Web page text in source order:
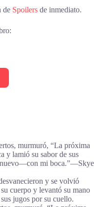
de Spoilers de inmediato.
murmuró, “La próxima
y lamió su sabor de sus
mi boca.”―Skye
y se volvió
cuerpo y levantó su mano
jugos por su cuello.